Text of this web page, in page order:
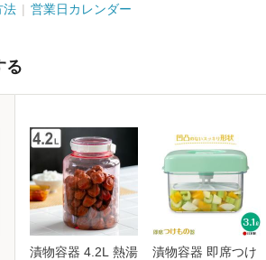
法 営業日カレンダー
る
漬物容器 4.2L 熱湯
漬物容器 即席つけ